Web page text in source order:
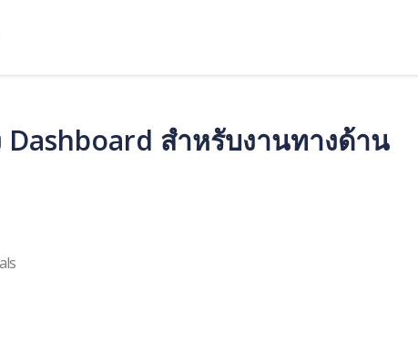
Dashboard สำหรับงานทางด้าน